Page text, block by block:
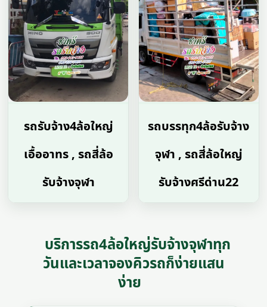
รถรับจ้าง4ล้อใหญ่
เอื้ออาทร , รถสี่ล้อ
รับจ้างจุฬา
รถบรรทุก4ล้อรับจ้าง
จุฬา , รถสี่ล้อใหญ่
รับจ้างศรีด่าน22
บริการรถ4ล้อใหญ่รับจ้างจุฬาทุก
วันและเวลาจองคิวรถก็ง่ายแสน
ง่าย